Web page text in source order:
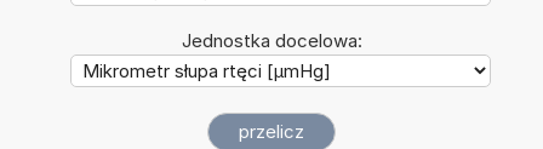
Jednostka docelowa: